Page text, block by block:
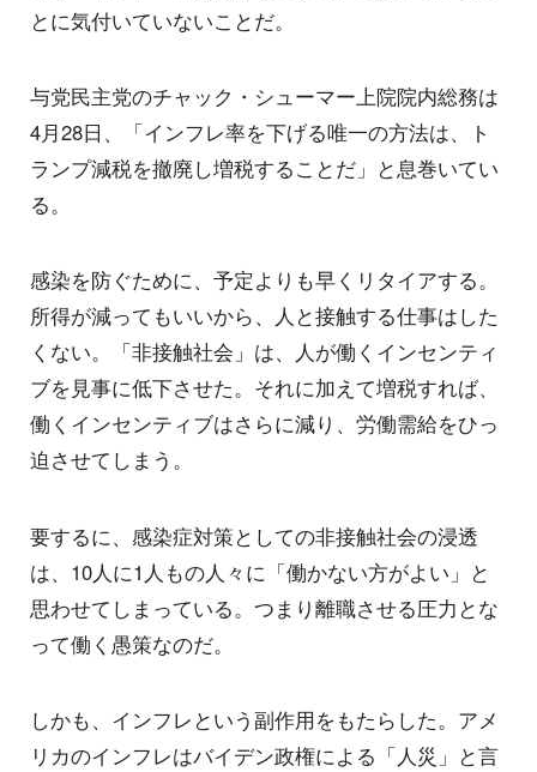
とに気付いていないことだ。
与党民主党のチャック・シューマー上院院内総務は
4月28日、「インフレ率を下げる唯一の方法は、ト
ランプ減税を撤廃し増税することだ」と息巻いてい
る。
感染を防ぐために、予定よりも早くリタイアする。
所得が減ってもいいから、人と接触する仕事はした
くない。「非接触社会」は、人が働くインセンティ
ブを見事に低下させた。それに加えて増税すれば、
働くインセンティブはさらに減り、労働需給をひっ
迫させてしまう。
要するに、感染症対策としての非接触社会の浸透
は、10人に1人もの人々に「働かない方がよい」と
思わせてしまっている。つまり離職させる圧力とな
って働く愚策なのだ。
しかも、インフレという副作用をもたらした。アメ
リカのインフレはバイデン政権による「人災」と言